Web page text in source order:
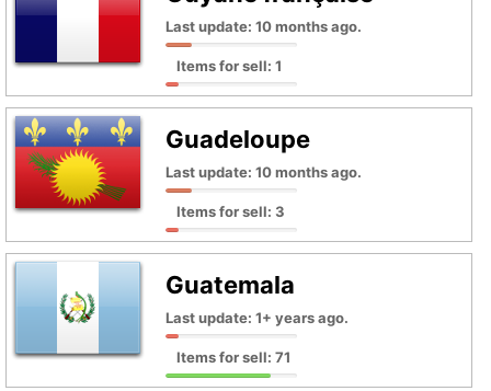
Last update: 10 months ago.
Items for sell: 1
Guadeloupe
Last update: 10 months ago.
Items for sell: 3
Guatemala
Last update: 1+ years ago.
Items for sell: 71